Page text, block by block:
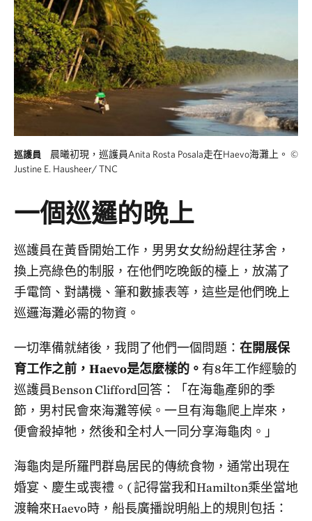
巡護員 晨曦初現，巡護員Anita Rosta Posala走在Haevo海灘上。 ©
Justine E. Hausheer/ TNC
一個巡邏的晩上
巡護員在黃昏開始工作，男男女女紛紛趕往茅舍，
換上亮綠色的制服，在他們吃晚飯的檯上，放滿了
手電筒、對講機、筆和數據表等，這些是他們晚上
巡邏海灘必需的物資。
一切準備就緒後，我問了他們一個問題： 在開展保
育工作之前，Haevo是怎麼樣的。 有8年工作經驗的
巡護員Benson Clifford回答：「在海龜產卵的季
節，男村民會來海灘等候。一旦有海龜爬上岸來，
便會殺掉牠，然後和全村人一同分享海龜肉。」
海龜肉是所羅門群島居民的傳統食物，通常出現在
婚宴、慶生或喪禮。( 記得當我和Hamilton乘坐當地
渡輪來Haevo時，船長廣播說明船上的規則包括：